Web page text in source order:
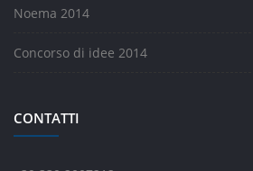
Noema 2014
Concorso di idee 2014
CONTATTI